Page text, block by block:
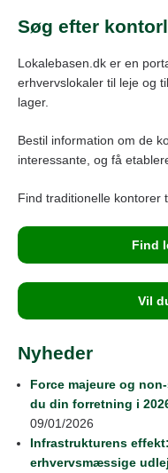
c
e
b
o
k
ss
n
er
tt
Søg efter
Lokalebasen.dk er en
erhvervslokaler til leje og
lager.
Bestil information om de
interessante, og få
Find traditionelle kontorer
Find
Vil
Nyheder
Force majeure og
du din forretning i
09/01/2026
Infrastrukturens
erhvervsmæssige